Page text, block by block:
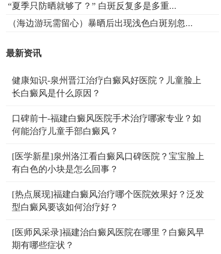
“夏季只防晒就够了？” 白斑反复多是多重...
（海边游玩需留心）暴晒后出现浅色白斑别忽...
最新资讯
健康知识-泉州晋江治疗白癜风好医院？儿童脸上
长白癜风是什么原因？
口碑前十-福建白癜风医院手术治疗哪家专业？如
何能治疗儿童手部白癜风？
[医学新星]泉州洛江看白癜风口碑医院？宝宝脸上
有白色的小块是怎么回事？
[热点展现]福建白癜风治疗哪个医院效果好？泛发
型白癜风要该如何治疗好？
[医师风采录]福建治白癜风医院在哪里？白癜风早
期有哪些症状？